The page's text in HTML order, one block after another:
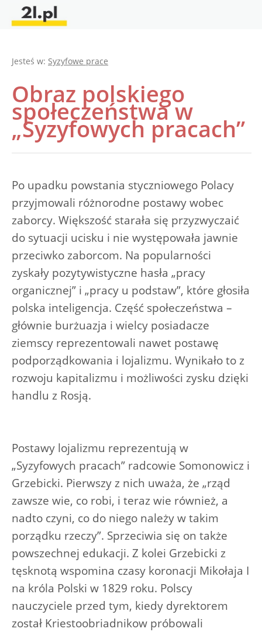
Jesteś w: Syzyfowe prace
Obraz polskiego
społeczeństwa w
„Syzyfowych pracach”
Po upadku powstania styczniowego Polacy
przyjmowali różnorodne postawy wobec
zaborcy. Większość starała się przyzwyczaić
do sytuacji ucisku i nie występowała jawnie
przeciwko zaborcom. Na popularności
zyskały pozytywistyczne hasła „pracy
organicznej” i „pracy u podstaw”, które głosiła
polska inteligencja. Część społeczeństwa –
głównie burżuazja i wielcy posiadacze
ziemscy reprezentowali nawet postawę
podporządkowania i lojalizmu. Wynikało to z
rozwoju kapitalizmu i możliwości zysku dzięki
handlu z Rosją.
Postawy lojalizmu reprezentują w
„Syzyfowych pracach” radcowie Somonowicz i
Grzebicki. Pierwszy z nich uważa, że „rząd
zawsze wie, co robi, i teraz wie również, a
nadto czyni, co do niego należy w takim
porządku rzeczy”. Sprzeciwia się on także
powszechnej edukacji. Z kolei Grzebicki z
tęsknotą wspomina czasy koronacji Mikołaja I
na króla Polski w 1829 roku. Polscy
nauczyciele przed tym, kiedy dyrektorem
został Kriestoobriadnikow próbowali